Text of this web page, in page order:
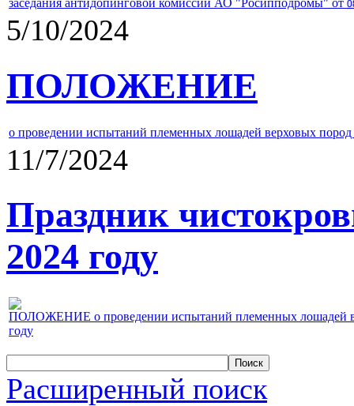
заседания антидопинговой комиссии АО "Росипподромы" от
5/10/2024
ПОЛОЖЕНИЕ
о проведении испытаний племенных лошадей верховых
11/7/2024
Праздник
2024 году
ПОЛОЖЕНИЕ о проведении испытаний племенных лошадей
году
Расширенный поиск